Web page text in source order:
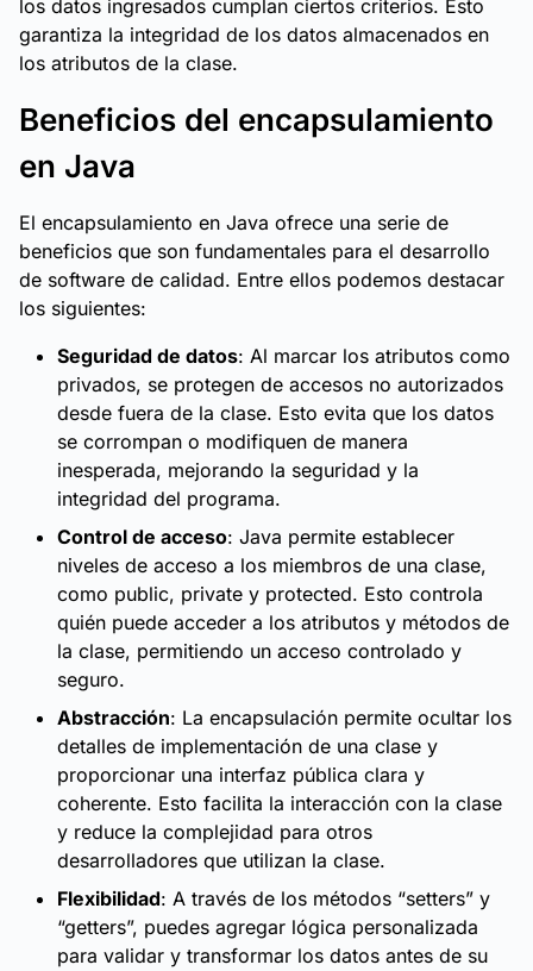
los datos ingresados cumplan ciertos criterios. Esto
garantiza la integridad de los datos almacenados en
los atributos de la clase.
Beneficios del encapsulamiento
en Java
El encapsulamiento en Java ofrece una serie de
beneficios que son fundamentales para el desarrollo
de software de calidad. Entre ellos podemos destacar
los siguientes:
Seguridad de datos: Al marcar los atributos como
privados, se protegen de accesos no autorizados
desde fuera de la clase. Esto evita que los datos
se corrompan o modifiquen de manera
inesperada, mejorando la seguridad y la
integridad del programa.
Control de acceso: Java permite establecer
niveles de acceso a los miembros de una clase,
como public, private y protected. Esto controla
quién puede acceder a los atributos y métodos de
la clase, permitiendo un acceso controlado y
seguro.
Abstracción: La encapsulación permite ocultar los
detalles de implementación de una clase y
proporcionar una interfaz pública clara y
coherente. Esto facilita la interacción con la clase
y reduce la complejidad para otros
desarrolladores que utilizan la clase.
Flexibilidad: A través de los métodos “setters” y
“getters”, puedes agregar lógica personalizada
para validar y transformar los datos antes de su